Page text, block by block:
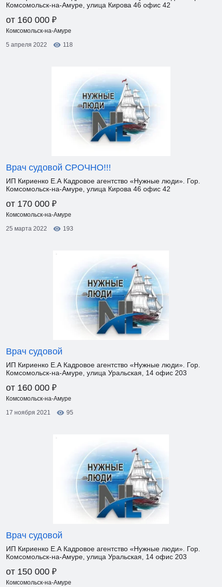
Комсомольск-на-Амуре, улица Кирова 46 офис 42
от 160 000 ₽
Комсомольск-на-Амуре
5 апреля 2022
118
Врач судовой СРОЧНО!!!
ИП Кириенко Е.А Кадровое агентство «Нужные люди». Гор.
Комсомольск-на-Амуре, улица Кирова 46 офис 42
от 170 000 ₽
Комсомольск-на-Амуре
25 марта 2022
193
Врач судовой
ИП Кириенко Е.А Кадровое агентство «Нужные люди». Гор.
Комсомольск-на-Амуре, улица Уральская, 14 офис 203
от 160 000 ₽
Комсомольск-на-Амуре
17 ноября 2021
95
Врач судовой
ИП Кириенко Е.А Кадровое агентство «Нужные люди». Гор.
Комсомольск-на-Амуре, улица Уральская, 14 офис 203
от 150 000 ₽
Комсомольск-на-Амуре